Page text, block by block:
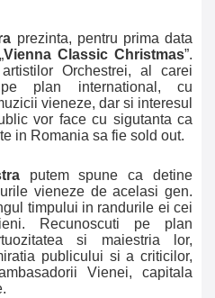
prezinta, pentru prima data
Vienna Classic Christmas”.
Orchestrei, al carei
plan international, cu
vieneze, dar si interesul
vor face cu sigutanta ca
in Romania sa fie sold out.
putem spune ca
detine
vieneze de acelasi gen.
timpului in randurile ei cei
Recunoscuti pe plan
si maiestria lor,
publicului si a criticilor,
Vienei, capitala